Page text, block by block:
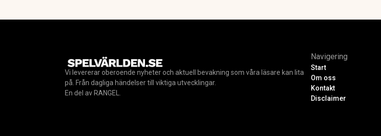
Vi levererar oberoende nyheter och aktuell bevakning som våra läsare kan lita
på. Från dagliga händelser till viktiga utvecklingar.
En del av RANGEL.
Navigering
Start
Om oss
Kontakt
Disclaimer